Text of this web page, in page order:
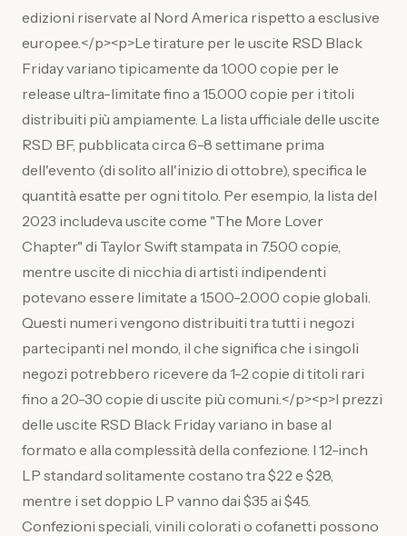
edizioni riservate al Nord America rispetto a esclusive
europee.</p><p>Le tirature per le uscite RSD Black
Friday variano tipicamente da 1.000 copie per le
release ultra-limitate fino a 15.000 copie per i titoli
distribuiti più ampiamente. La lista ufficiale delle uscite
RSD BF, pubblicata circa 6-8 settimane prima
dell'evento (di solito all'inizio di ottobre), specifica le
quantità esatte per ogni titolo. Per esempio, la lista del
2023 includeva uscite come "The More Lover
Chapter" di Taylor Swift stampata in 7.500 copie,
mentre uscite di nicchia di artisti indipendenti
potevano essere limitate a 1.500-2.000 copie globali.
Questi numeri vengono distribuiti tra tutti i negozi
partecipanti nel mondo, il che significa che i singoli
negozi potrebbero ricevere da 1-2 copie di titoli rari
fino a 20-30 copie di uscite più comuni.</p><p>I prezzi
delle uscite RSD Black Friday variano in base al
formato e alla complessità della confezione. I 12-inch
LP standard solitamente costano tra $22 e $28,
mentre i set doppio LP vanno dai $35 ai $45.
Confezioni speciali, vinili colorati o cofanetti possono